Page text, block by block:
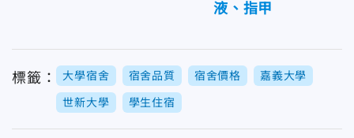
液、指甲
標籤： 大學宿舍 宿舍品質 宿舍價格 嘉義大學
世新大學 學生住宿